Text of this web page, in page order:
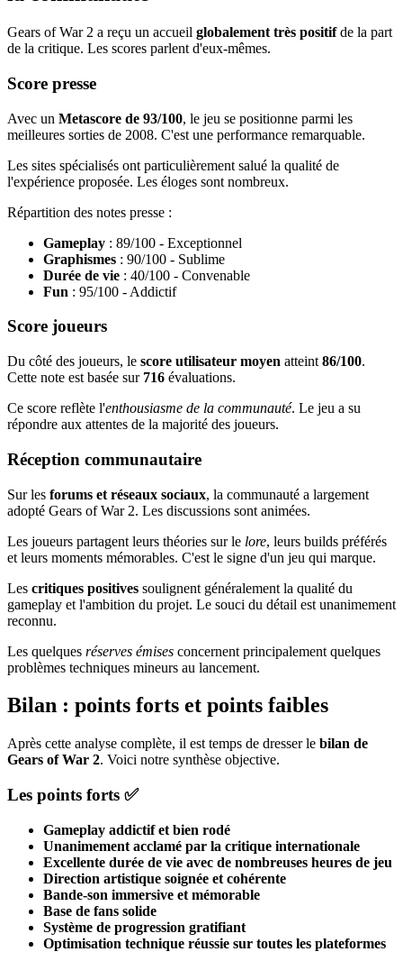
Gears of War 2 a reçu un accueil globalement très positifde la part
de la critique. Les scores parlent d'eux-mêmes.
Score presse
Avec un Metascore de 93/100, le jeu se positionne parmi les
meilleures sorties de 2008. C'est une performance remarquable.
Les sites spécialisés ont particulièrement salué la qualité de
l'expérience proposée. Les éloges sont nombreux.
Répartition des notes presse :
Gameplay : 89/100 - Exceptionnel
Graphismes : 90/100 - Sublime
Durée de vie : 40/100 - Convenable
Fun : 95/100 - Addictif
Score joueurs
Du côté des joueurs, le score utilisateur moyen atteint 86/100.
Cette note est basée sur 716 évaluations.
Ce score reflète l'enthousiasme de la communauté. Le jeu a su
répondre aux attentes de la majorité des joueurs.
Réception communautaire
Sur les forums et réseaux sociaux, la communauté a largement
adopté Gears of War 2. Les discussions sont animées.
Les joueurs partagent leurs théories sur le lore, leurs builds préférés
et leurs moments mémorables. C'est le signe d'un jeu qui marque.
Les critiques positives soulignent généralement la qualité du
gameplay et l'ambition du projet. Le souci du détail est unanimement
reconnu.
Les quelques réserves émises concernent principalement quelques
problèmes techniques mineurs au lancement.
Bilan : points forts et points faibles
Après cette analyse complète, il est temps de dresser le bilan de
Gears of War 2. Voici notre synthèse objective.
Les points forts ✅
Gameplay addictif et bien rodé
Unanimement acclamé par la critique internationale
Excellente durée de vie avec de nombreuses heures de jeu
Direction artistique soignée et cohérente
Bande-son immersive et mémorable
Base de fans solide
Système de progression gratifiant
Optimisation technique réussie sur toutes les plateformes